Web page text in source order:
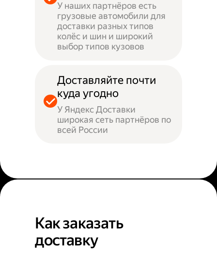
У наших партнёров есть
грузовые автомобили для
доставки разных типов
колёс и шин и широкий
выбор типов кузовов
Доставляйте почти
куда угодно
У Яндекс Доставки
широкая сеть партнёров по
всей России
Как заказать
доставку